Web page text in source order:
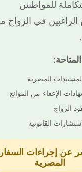
للمواطنين
الراغبين في الزواج
المصرية
الإعفاء من الموانع
الزواج
القانونية
عن إجراءات
المصرية